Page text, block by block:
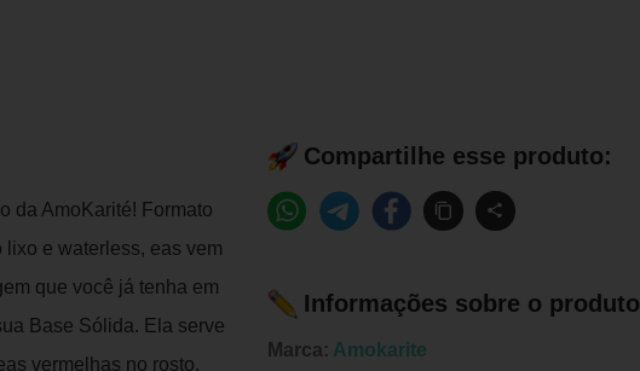
da AmoKarité! Formato
e waterless, eas vem
que você já tenha em
Base Sólida. Ela serve
vermelhas no rosto,
Compartilhe esse produto:
Informações sobre o produto
Marca: Amokarite